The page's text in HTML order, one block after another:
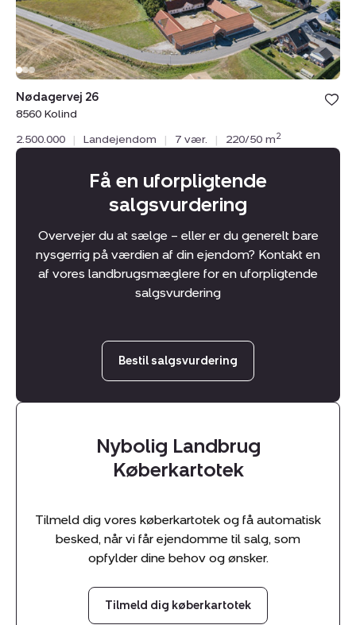
Bolig er
under
Nødagervej 26
8560 Kolind
2.500.000
| Landejendom | 7 vær. | 220/50 m2
Få en uforpligtende
salgsvurdering
Overvejer du at sælge – eller er du generelt bare
nysgerrig på værdien af din ejendom? Kontakt en
af vores landbrugsmæglere for en uforpligtende
salgsvurdering
Bestil salgsvurdering
Nybolig Landbrug
Køberkartotek
Tilmeld dig vores køberkartotek og få automatisk
besked, når vi får ejendomme til salg, som
opfylder dine behov og ønsker.
Tilmeld dig køberkartotek